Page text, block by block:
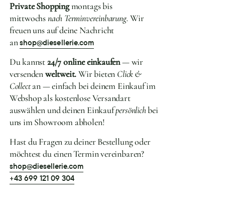
Private Shoppingmontags bis
mittwochsnach Terminvereinbarung. Wir
freuen uns auf deine Nachricht
anshop@diesellerie.com
Du kannst24/7 online einkaufen— wir
versendenweltweit.Wir bieten Click &
Collectan — einfach bei deinem Einkauf im
Webshop als kostenlose Versandart
auswählen und deinen Einkaufpersönlichbei
uns im Showroom abholen!
Hast du Fragen zu deiner Bestellung oder
möchtest du einen Termin vereinbaren?
shop@diesellerie.com
+43 699 121 09 304